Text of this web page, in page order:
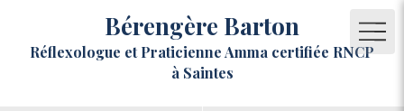
Bérengère Barton
Réflexologue et Praticienne Amma certifiée RNCP
à Saintes